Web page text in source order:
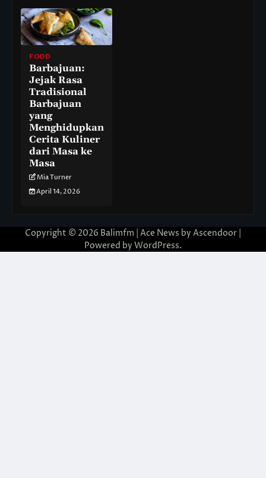
FOOD
Barbajuan:
Jejak Rasa
Tradisional
Barbajuan
yang
Menghidupkan
Cerita Kuliner
dari Masa ke
Masa
Mia Turner
April 14, 2026
Copyright © 2026 Balimfm | Ace News by Ascendoor
Powered by WordPress.